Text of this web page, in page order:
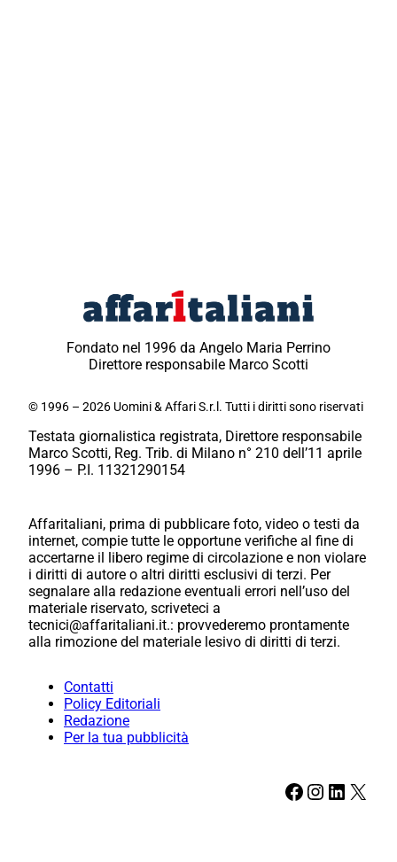
Fondato nel 1996 da Angelo Maria Perrino
Direttore responsabile Marco Scotti
© 1996 – 2026 Uomini & Affari S.r.l. Tutti i diritti sono riservati
Testata giornalistica registrata, Direttore responsabile
Marco Scotti, Reg. Trib. di Milano n° 210 dell’11 aprile
1996 – P.I. 11321290154
Affaritaliani, prima di pubblicare foto, video o testi da
internet, compie tutte le opportune verifiche al fine di
accertarne il libero regime di circolazione e non violare
i diritti di autore o altri diritti esclusivi di terzi. Per
segnalare alla redazione eventuali errori nell’uso del
materiale riservato, scriveteci a
tecnici@affaritaliani.it.: provvederemo prontamente
alla rimozione del materiale lesivo di diritti di terzi.
Contatti
Policy Editoriali
Redazione
Per la tua pubblicità
Facebook Instagram LinkedIn X